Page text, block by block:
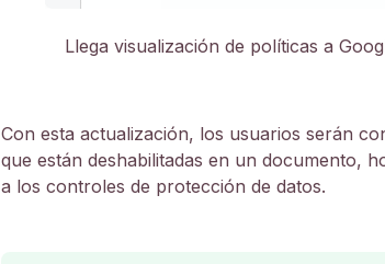
Llega visualización de políticas a
Con esta actualización, los usuarios serán
que están deshabilitadas en un documento,
a los controles de protección de datos.